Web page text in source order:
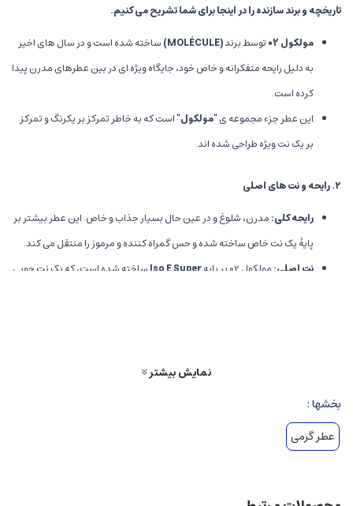
تاریخچه و برند سازنده را در اینجا برای شما تشریح می کنیم.
مولکول 02
توسط برند(
MOLÉCULE) ساخته شده است و در سال های اخیر
به دلیل رایحه متفکرانه و خاص خود، جایگاه ویژه ای در بین عطرهای مدرن پیدا
کرده است.
این عطر جزء مجموعه ی"مولکول"است که به خاطر تمرکز بر یکرنگ و تمرکز
بر یک نت ویژه طراحی شده اند.
۲.رایحه و نت های اصلی
رایحه کلی:مدرن، شلوغ و در عین حال بسیار جذاب و خاص. این عطر بیشتر بر
پایهٔ یک نت خاص ساخته شده و حس گمراه کننده و مرموز را منتقل می کند.
نت اصلی:مولکول 02 بر پایه Iso E Superساخته شده است، که یک نت چوبی
عمیقی از پیچیدگی رایحه و قدرت جلب توجه دارد.
رایحه های ابتدایی
نمایش بیشتر
بخشها :
عطر گرمی